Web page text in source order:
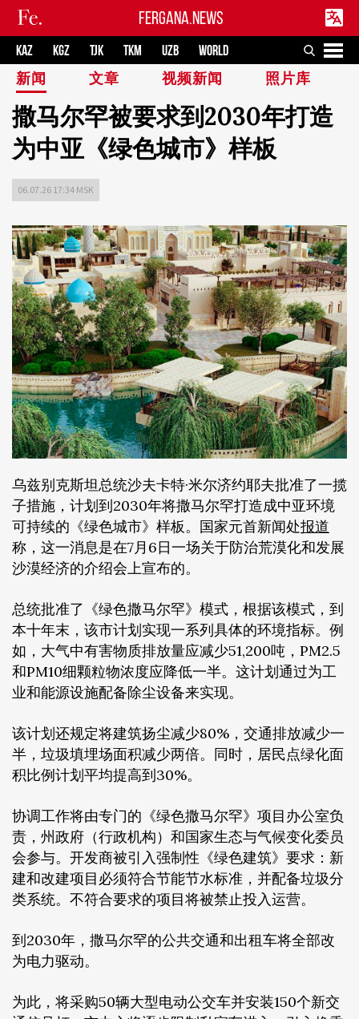
FERGANA.NEWS
KAZ KGZ TJK TKM UZB
WORLD
新闻
文章 视频新闻 照片库
撒马尔罕被要求到2030年打造
为中亚《绿色城市》样板
06.07.26 17:34 MSK
乌兹别克斯坦总统沙夫卡特·米尔济约耶夫批准了一揽
子措施，计划到2030年将撒马尔罕打造成中亚环境
可持续的《绿色城市》样板。国家元首新闻处报道
称，这一消息是在7月6日一场关于防治荒漠化和发展
沙漠经济的介绍会上宣布的。
总统批准了《绿色撒马尔罕》模式，根据该模式，到
本十年末，该市计划实现一系列具体的环境指标。例
如，大气中有害物质排放量应减少51,200吨，PM2.5
和PM10细颗粒物浓度应降低一半。这计划通过为工
业和能源设施配备除尘设备来实现。
该计划还规定将建筑扬尘减少80%，交通排放减少一
半，垃圾填埋场面积减少两倍。同时，居民点绿化面
积比例计划平均提高到30%。
协调工作将由专门的《绿色撒马尔罕》项目办公室负
责，州政府（行政机构）和国家生态与气候变化委员
会参与。开发商被引入强制性《绿色建筑》要求：新
建和改建项目必须符合节能节水标准，并配备垃圾分
类系统。不符合要求的项目将被禁止投入运营。
到2030年，撒马尔罕的公共交通和出租车将全部改
为电力驱动。
为此，将采购50辆大型电动公交车并安装150个新交